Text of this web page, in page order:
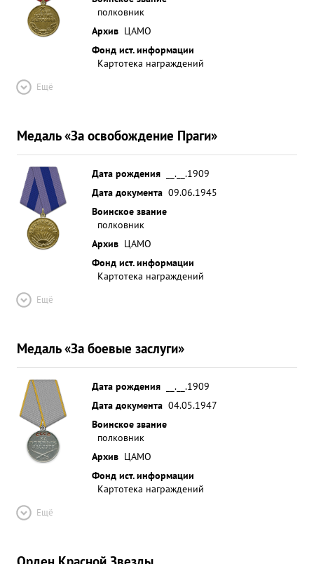
полковник
Архив ЦАМО
Фонд ист. информации
Картотека награждений
Ещё
Медаль «За освобождение Праги»
Дата рождения
__.__.1909
Дата документа 09.06.1945
Воинское звание
полковник
Архив ЦАМО
Фонд ист. информации
Картотека награждений
Ещё
Медаль «За боевые заслуги»
Дата рождения
__.__.1909
Дата документа 04.05.1947
Воинское звание
полковник
Архив ЦАМО
Фонд ист. информации
Картотека награждений
Ещё